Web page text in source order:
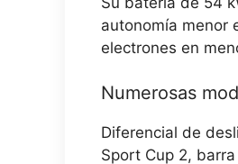
autonomía menor
electrones en
Numerosas
Diferencial de
Sport Cup 2,